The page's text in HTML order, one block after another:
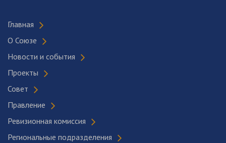
Главная
О Союзе
Новости и события
Проекты
Совет
Правление
Ревизионная комиссия
Региональные подразделения